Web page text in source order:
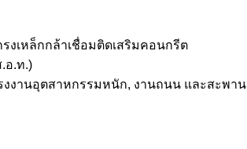
งเหล็กกล้าเชื่อมติดเสริมคอนกรีต
อ.ท.)
งานอุตสาหกรรมหนัก, งานถนน และสะพาน